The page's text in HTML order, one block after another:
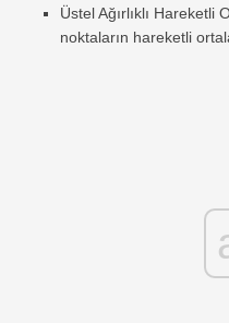
Üstel Ağırlıklı Hareketli
noktaların hareketli